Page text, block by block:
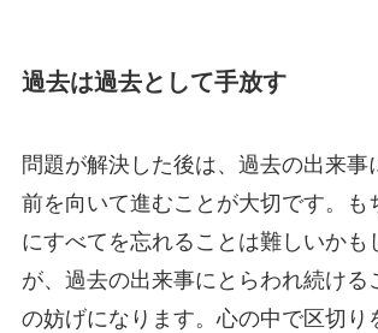
過去は過去として手放す
問題が解決した後は、過去の出来事
前を向いて進むことが大切です。も
にすべてを忘れることは難しいかも
が、過去の出来事にとらわれ続ける
の妨げになります。心の中で区切り